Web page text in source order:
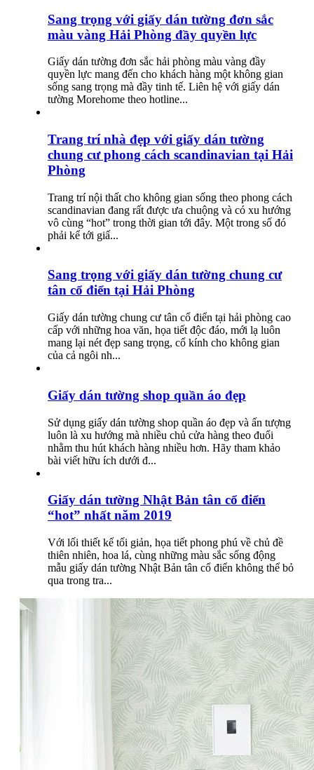
Sang trọng với giấy dán tường đơn sắc
màu vàng Hải Phòng đầy quyền lực
Giấy dán tường đơn sắc hải phòng màu vàng đầy
quyền lực mang đến cho khách hàng một không gian
sống sang trọng mà đầy tinh tế. Liên hệ với giấy dán
tường Morehome theo hotline...
Trang trí nhà đẹp với giấy dán tường
chung cư phong cách scandinavian tại Hải
Phòng
Trang trí nội thất cho không gian sống theo phong cách
scandinavian đang rất được ưa chuộng và có xu hướng
vô cùng “hot” trong thời gian tới đây. Một trong số đó
phải kể tới giấ...
Sang trọng với giấy dán tường chung cư
tân cổ điển tại Hải Phòng
Giấy dán tường chung cư tân cổ điển tại hải phòng cao
cấp với những hoa văn, họa tiết độc đáo, mới lạ luôn
mang lại nét đẹp sang trọng, cổ kính cho không gian
của cả ngôi nh...
Giấy dán tường shop quần áo đẹp
Sử dụng giấy dán tường shop quần áo đẹp và ấn tượng
luôn là xu hướng mà nhiều chủ cửa hàng theo đuổi
nhằm thu hút khách hàng nhiều hơn. Hãy tham khảo
bài viết hữu ích dưới đ...
Giấy dán tường Nhật Bản tân cổ điển
“hot” nhất năm 2019
Với lối thiết kế tối giản, họa tiết phong phú về chủ đề
thiên nhiên, hoa lá, cùng những màu sắc sống động
mẫu giấy dán tường Nhật Bản tân cổ điển không thể bỏ
qua trong tra...